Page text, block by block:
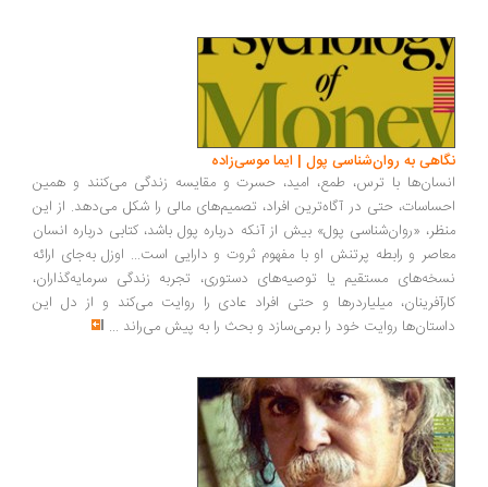
نگاهی به روان‌شناسی پول | ایما موسی‌زاده
انسان‌ها با ترس، طمع، امید، حسرت و مقایسه زندگی می‌کنند و همین
احساسات، حتی در آگاه‌ترین افراد، تصمیم‌های مالی را شکل می‌دهد. از این
منظر، «روان‌شناسی پول» بیش از آنکه درباره پول باشد، کتابی درباره انسان
معاصر و رابطه پرتنش او با مفهوم ثروت و دارایی است... اوزل به‌جای ارائه
نسخه‌های مستقیم یا توصیه‌های دستوری، تجربه زندگی سرمایه‌گذاران،
کارآفرینان، میلیاردرها و حتی افراد عادی را روایت می‌کند و از دل این
داستان‌ها روایت خود را برمی‌سازد و بحث را به پیش می‌راند ...